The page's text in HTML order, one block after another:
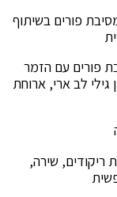
אילת | מסיבת פורים בשיתוף
| מסיבת פורים עם הזמר
לב ארי, ארוחת
| מסיבת ריקודים, שירה,